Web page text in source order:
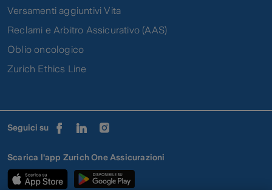
Versamenti aggiuntivi Vita
Reclami e Arbitro Assicurativo (AAS)
Oblio oncologico
Zurich Ethics Line
Seguici su
Scarica l'app Zurich One Assicurazioni